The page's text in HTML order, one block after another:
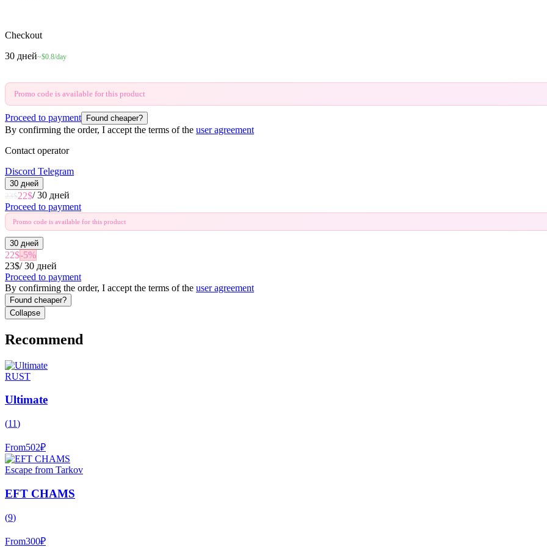
Checkout
30 дней~$0.8/day
Promo code is available for this product
Proceed to payment Found cheaper?
By confirming the order, I accept the terms of the user agreement
Contact operator
Discord Telegram
30 дней
23$22$/30 дней
Proceed to payment
Promo code is available for this product
30 дней
22$-5%
23$/30 дней
Proceed to payment
By confirming the order, I accept the terms of the user agreement
Found cheaper?
Collapse
Recommend
RUST
Ultimate
(11)
From502₽
Escape from Tarkov
EFT CHAMS
(9)
From300₽